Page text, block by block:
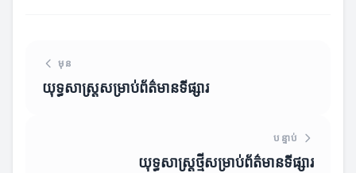
មុន
យុទ្ធសាស្ត្រ​សម្រាប់​ព័ត៌មាន​ទីផ្សារ
បន្ទាប់
យុទ្ធសាស្ត្រថ្មីសម្រាប់ព័ត៌មានទីផ្សារ